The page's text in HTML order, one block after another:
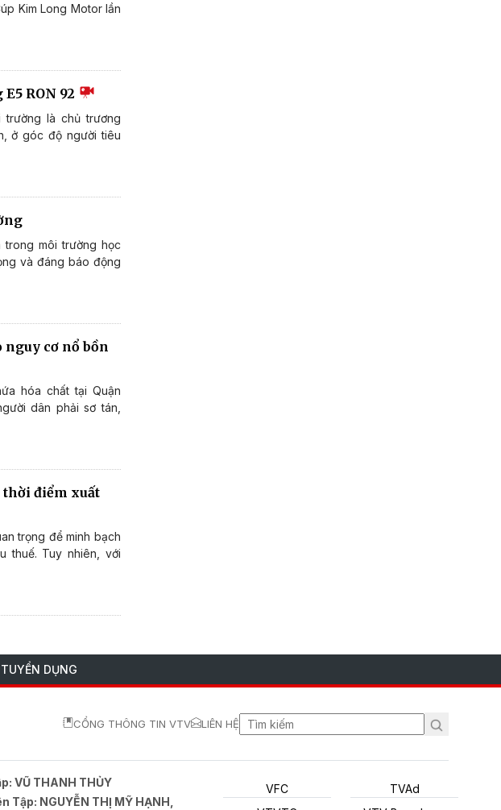
Kim Long Motor lần
RON 92
là chủ trương
ở góc độ người tiêu
môi trường học
và đáng báo động
nguy cơ nổ bồn
hóa chất tại Quận
dân phải sơ tán,
thời điểm xuất
trọng để minh bạch
thuế. Tuy nhiên, với
TUYỂN DỤNG
CỔNG THÔNG TIN VTV LIÊN HỆ
VŨ THANH THỦY
Tập: NGUYỄN THỊ MỸ HẠNH,
VFC
TVAd